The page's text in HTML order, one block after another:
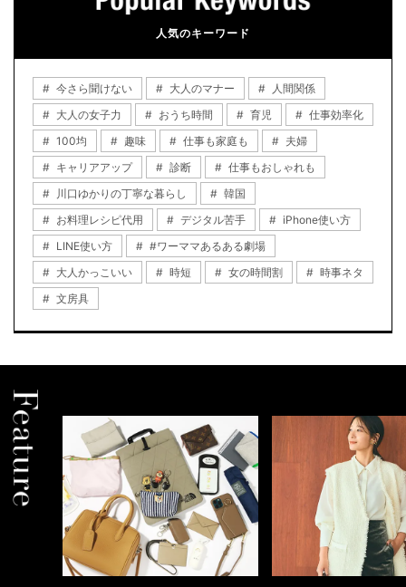
人気のキーワード
今さら聞けない 大人のマナー
人間関係
大人の女子力
おうち時間 育児
仕事効率化
100均
趣味 仕事も家庭も
夫婦
キャリアアップ
診断
仕事もおしゃれも
川口ゆかりの丁寧な暮らし
韓国
お料理レシピ代用
デジタル苦手
iPhone使い方
LINE使い方
#ワーママあるある劇場
大人かっこいい
時短 女の時間割
時事ネタ
文房具